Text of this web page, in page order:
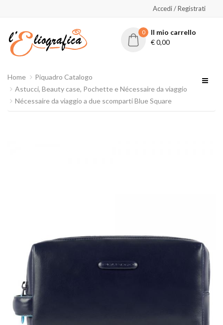
Accedi / Registrati
0
Il mio carrello
€0,00
Home
Piquadro Catalogo
Astucci, Beauty case, Pochette e Nécessaire da viaggio
Nécessaire da viaggio a due scomparti Blue Square